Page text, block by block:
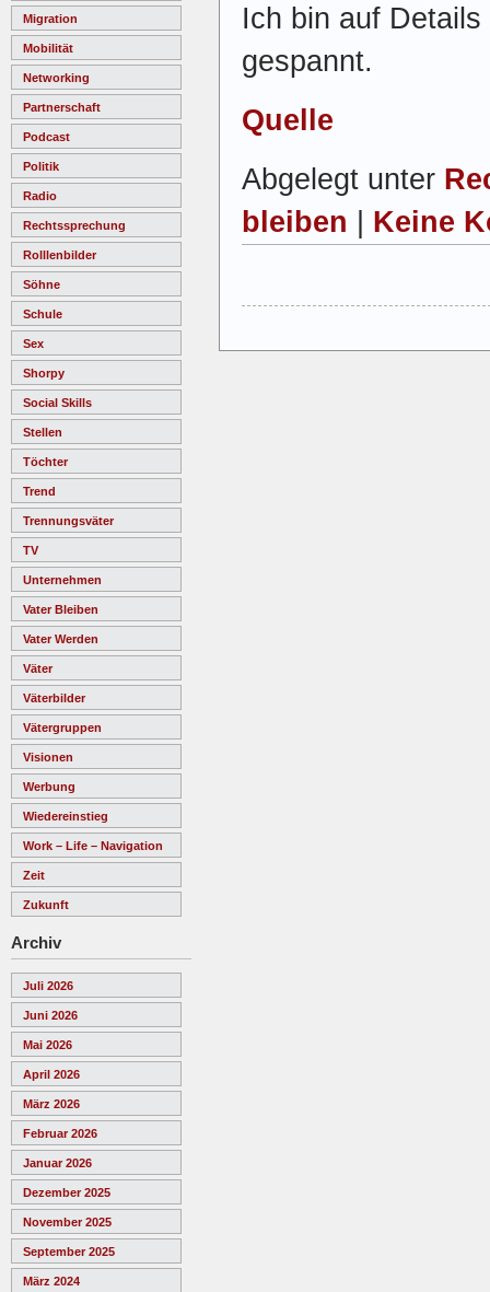
Migration
Mobilität
Networking
Partnerschaft
Podcast
Politik
Radio
Rechtssprechung
Rolllenbilder
Söhne
Schule
Sex
Shorpy
Social Skills
Stellen
Töchter
Trend
Trennungsväter
TV
Unternehmen
Vater Bleiben
Vater Werden
Väter
Väterbilder
Vätergruppen
Visionen
Werbung
Wiedereinstieg
Work – Life – Navigation
Zeit
Zukunft
Archiv
Juli 2026
Juni 2026
Mai 2026
April 2026
März 2026
Februar 2026
Januar 2026
Dezember 2025
November 2025
September 2025
März 2024
Ich bin auf
gespannt.
Quelle
Abgelegt unter
bleiben
Keine